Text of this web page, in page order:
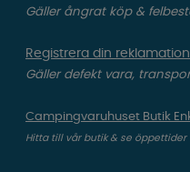
Gäller ångrat köp &
Registrera din reklamation
Gäller defekt vara,
Campingvaruhuset Butik
Hitta till vår butik & se öppettider